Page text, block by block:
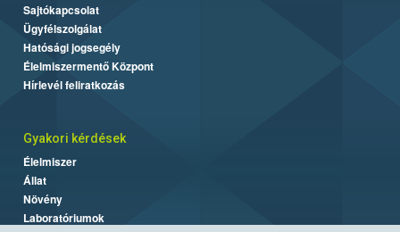
Sajtókapcsolat
Ügyfélszolgálat
Hatósági jogsegély
Élelmiszermentő Központ
Hírlevél feliratkozás
Gyakori kérdések
Élelmiszer
Állat
Növény
Laboratóriumok